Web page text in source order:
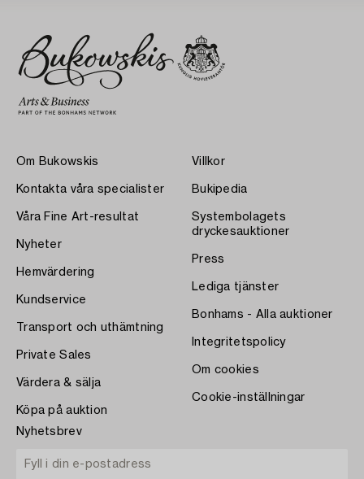
Om Bukowskis
Kontakta våra specialister
Våra Fine Art-resultat
Nyheter
Hemvärdering
Kundservice
Transport och uthämtning
Private Sales
Värdera & sälja
Köpa på auktion
Villkor
Bukipedia
Systembolagets
dryckesauktioner
Press
Lediga tjänster
Bonhams - Alla auktioner
Integritetspolicy
Om cookies
Cookie-inställningar
Nyhetsbrev